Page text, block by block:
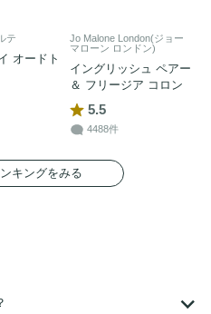
テ
オードト
Jo Malone London(ジョー
マローン ロンドン)
イングリッシュ ペアー
＆ フリージア コロン
5.5
4488件
キングをみる